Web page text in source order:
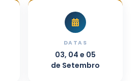
DATAS
03, 04 e 05
de Setembro